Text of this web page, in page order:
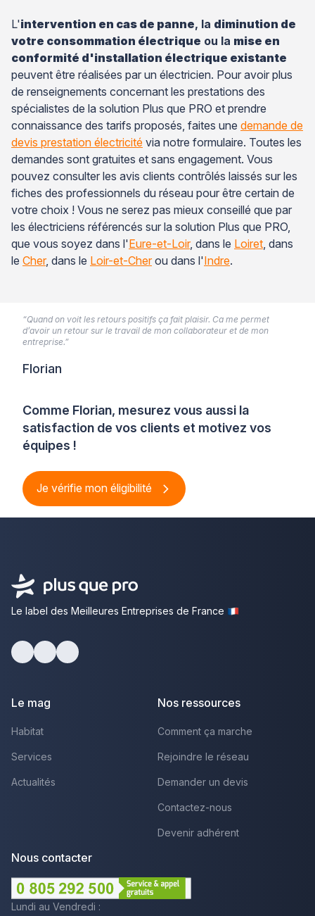
L'intervention en cas de panne, la diminution de
votre consommation électrique ou la mise en
conformité d'installation électrique existante
peuvent être réalisées par un électricien. Pour avoir plus
de renseignements concernant les prestations des
spécialistes de la solution Plus que PRO et prendre
connaissance des tarifs proposés, faites une demande de
devis prestation électricité via notre formulaire. Toutes les
demandes sont gratuites et sans engagement. Vous
pouvez consulter les avis clients contrôlés laissés sur les
fiches des professionnels du réseau pour être certain de
votre choix ! Vous ne serez pas mieux conseillé que par
les électriciens référencés sur la solution Plus que PRO,
que vous soyez dans l'Eure-et-Loir, dans le Loiret , dans
le Cher, dans le Loir-et-Cher ou dans l'Indre.
Comme Florian, mesurez vous aussi la
satisfaction de vos clients et motivez vos
équipes !
Je vérifie mon éligibilité
“Quand on voit les retours positifs ça fait plaisir. Ca me permet
d’avoir un retour sur le travail de mon collaborateur et de mon
entreprise.”
Florian
Le label des Meilleures Entreprises de France
Le mag
Habitat
Services
Actualités
Nos ressources
Comment ça marche
Rejoindre le réseau
Demander un devis
Contactez-nous
Devenir adhérent
Nous contacter
Lundi au Vendredi :